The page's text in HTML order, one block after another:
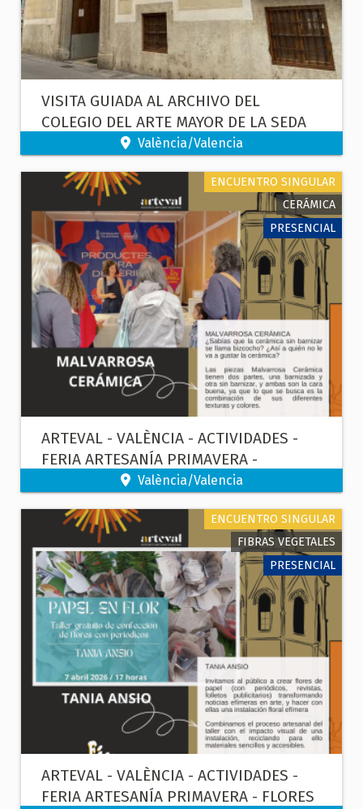
VISITA GUIADA AL ARCHIVO DEL
COLEGIO DEL ARTE MAYOR DE LA SEDA
València/Valencia
ENCUENTRO SINGULAR
CERÁMICA
PRESENCIAL
ARTEVAL - VALÈNCIA - ACTIVIDADES -
FERIA ARTESANÍA PRIMAVERA -
València/Valencia
ENCUENTRO SINGULAR
FIBRAS VEGETALES
PRESENCIAL
ARTEVAL - VALÈNCIA - ACTIVIDADES -
FERIA ARTESANÍA PRIMAVERA - FLORES